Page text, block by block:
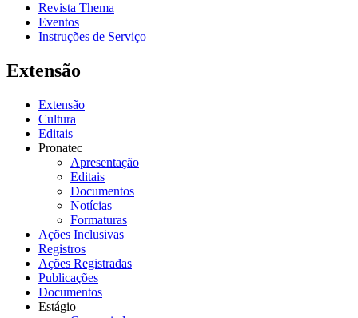
Revista Thema
Eventos
Instruções de Serviço
Extensão
Extensão
Cultura
Editais
Pronatec
Apresentação
Editais
Documentos
Notícias
Formaturas
Ações Inclusivas
Registros
Ações Registradas
Publicações
Documentos
Estágio